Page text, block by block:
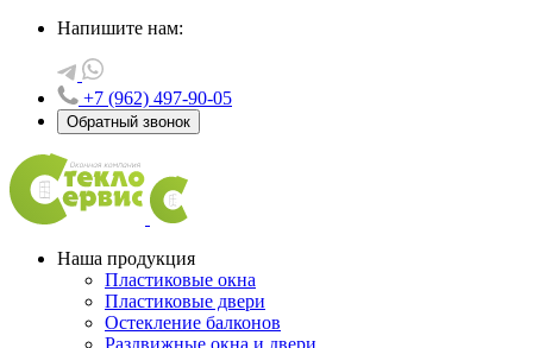
Напишите нам:
+7 (962) 497-90-05
Обратный звонок
Наша продукция
Пластиковые окна
Пластиковые двери
Остекление балконов
Раздвижные окна и двери